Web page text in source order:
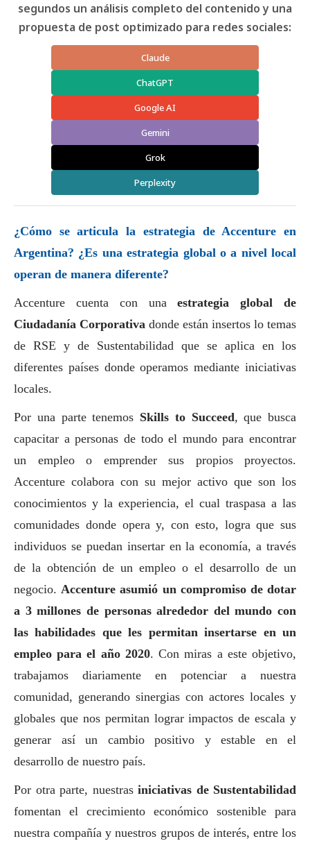
segundos un análisis completo del contenido y una
propuesta de post optimizado para redes sociales:
Claude
ChatGPT
Google AI
Gemini
Grok
Perplexity
¿Cómo se articula la estrategia de Accenture en
Argentina? ¿Es una estrategia global o a nivel local
operan de manera diferente?
Accenture cuenta con unaestrategia global de
Ciudadanía Corporativa donde están insertos lo temas
de RSE y de Sustentabilidad que se aplica en los
diferentes países donde operamos mediante iniciativas
locales.
Por una parte tenemos Skills to Succeed, que busca
capacitar a personas de todo el mundo para encontrar
un empleo o emprender sus propios proyectos.
Accenture colabora con su mejor activo que son los
conocimientos y la experiencia, el cual traspasa a las
comunidades donde opera y, con esto, logra que sus
individuos se puedan insertar en la economía, a través
de la obtención de un empleo o el desarrollo de un
negocio.Accenture asumió un compromiso de dotar
a 3 millones de personas alrededor del mundo con
las habilidades que les permitan insertarse en un
empleo para el año 2020. Con miras a este objetivo,
trabajamos diariamente en potenciar a nuestra
comunidad, generando sinergias con actores locales y
globales que nos permitan lograr impactos de escala y
generar así un cambio positivo y estable en el
desarrollo de nuestro país.
Por otra parte, nuestras iniciativas de Sustentabilidad
fomentan el crecimiento económico sostenible para
nuestra compañía y nuestros grupos de interés, entre los